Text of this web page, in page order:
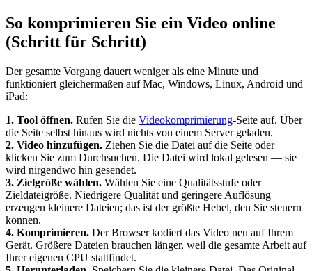
So komprimieren Sie ein Video online
(Schritt für Schritt)
Der gesamte Vorgang dauert weniger als eine Minute und
funktioniert gleichermaßen auf Mac, Windows, Linux, Android und
iPad:
1. Tool öffnen. Rufen Sie die Videokomprimierung-Seite auf. Über
die Seite selbst hinaus wird nichts von einem Server geladen.
2. Video hinzufügen. Ziehen Sie die Datei auf die Seite oder
klicken Sie zum Durchsuchen. Die Datei wird lokal gelesen — sie
wird nirgendwo hin gesendet.
3. Zielgröße wählen. Wählen Sie eine Qualitätsstufe oder
Zieldateigröße. Niedrigere Qualität und geringere Auflösung
erzeugen kleinere Dateien; das ist der größte Hebel, den Sie steuern
können.
4. Komprimieren. Der Browser kodiert das Video neu auf Ihrem
Gerät. Größere Dateien brauchen länger, weil die gesamte Arbeit auf
Ihrer eigenen CPU stattfindet.